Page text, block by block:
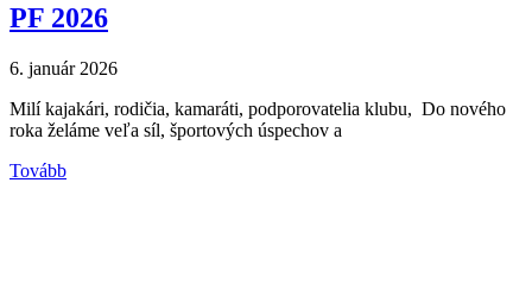
PF 2026
6. január 2026
Milí kajakári, rodičia, kamaráti, podporovatelia klubu, Do nového
roka želáme veľa síl, športových úspechov a
Tovább